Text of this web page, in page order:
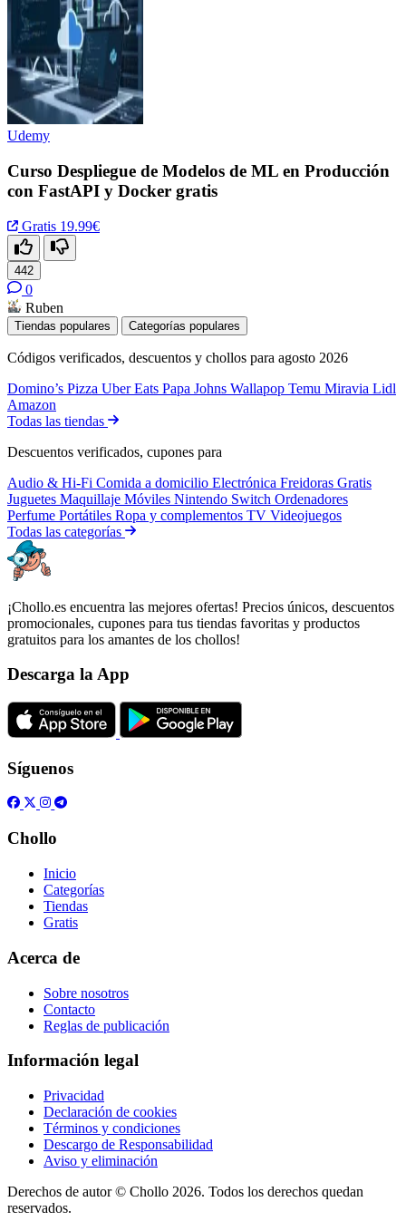
Udemy
Curso Despliegue de Modelos de ML en Producción
con FastAPI y Docker gratis
Gratis 19.99€
442
0
Ruben
Tiendas populares Categorías populares
Códigos verificados, descuentos y chollos para agosto 2026
Domino’s Pizza Uber Eats Papa Johns Wallapop Temu Miravia Lidl
Amazon
Todas las tiendas
Descuentos verificados, cupones para
Audio & Hi-Fi Comida a domicilio Electrónica Freidoras Gratis
Juguetes Maquillaje Móviles Nintendo Switch Ordenadores
Perfume Portátiles Ropa y complementos TV Videojuegos
Todas las categorías
¡Chollo.es encuentra las mejores ofertas! Precios únicos, descuentos
promocionales, cupones para tus tiendas favoritas y productos
gratuitos para los amantes de los chollos!
Descarga la App
Síguenos
Chollo
Inicio
Categorías
Tiendas
Gratis
Acerca de
Sobre nosotros
Contacto
Reglas de publicación
Información legal
Privacidad
Declaración de cookies
Términos y condiciones
Descargo de Responsabilidad
Aviso y eliminación
Derechos de autor © Chollo 2026. Todos los derechos quedan
reservados.